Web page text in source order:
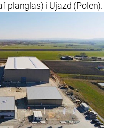
planglas) i Ujazd (Polen).